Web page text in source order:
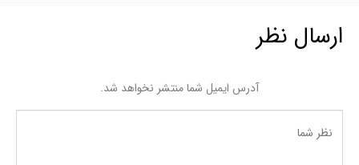
ارسال نظر
آدرس ایمیل شما منتشر نخواهد شد.